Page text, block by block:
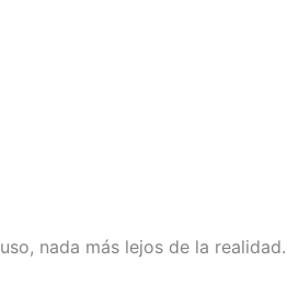
nada más lejos de la